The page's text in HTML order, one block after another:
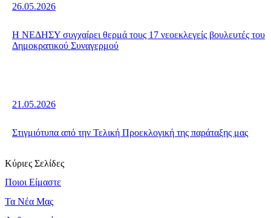
26.05.2026
Η ΝΕΔΗΣΥ συγχαίρει θερμά τους 17 νεοεκλεγείς βουλευτές του
Δημοκρατικού Συναγερμού
21.05.2026
Στιγμιότυπα από την Τελική Προεκλογική της παράταξης μας
Κύριες Σελίδες
Ποιοι Είμαστε
Τα Νέα Μας